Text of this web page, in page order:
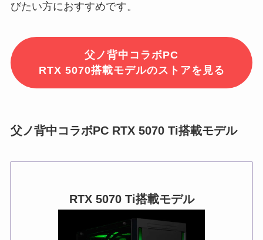
びたい方におすすめです。
父ノ背中コラボPC
RTX 5070搭載モデルのストアを見る
父ノ背中コラボPC RTX 5070 Ti搭載モデル
RTX 5070 Ti搭載モデル